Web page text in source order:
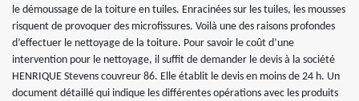
le démoussage de la toiture en tuiles. Enracinées sur les tuiles, les mousses
risquent de provoquer des microfissures. Voilà une des raisons profondes
d’effectuer le nettoyage de la toiture. Pour savoir le coût d’une
intervention pour le nettoyage, il suffit de demander le devis à la société
HENRIQUE Stevens couvreur 86. Elle établit le devis en moins de 24 h. Un
document détaillé qui indique les différentes opérations avec les produits